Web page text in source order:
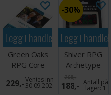
Legg i handlekurven
Green Oaks
RPG Core
Book
229,-Ventes inn
30.09.2026
Legg i
30%
Shiver RPG
Archetype
Dice Pack
268,-
188,- Antall på
lager:1